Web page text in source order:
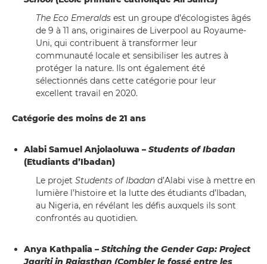
The Eco Emeralds est un groupe d’écologistes âgés
de 9 à 11 ans, originaires de Liverpool au Royaume-
Uni, qui contribuent à transformer leur
communauté locale et sensibiliser les autres à
protéger la nature. Ils ont également été
sélectionnés dans cette catégorie pour leur
excellent travail en 2020.
Catégorie des moins de 21 ans
Alabi Samuel Anjolaoluwa – Students of Ibadan
(Etudiants d’Ibadan)
Le projet Students of Ibadan d’Alabi vise à mettre en
lumière l’histoire et la lutte des étudiants d’Ibadan,
au Nigeria, en révélant les défis auxquels ils sont
confrontés au quotidien.
Anya Kathpalia – Stitching the Gender Gap: Project
Jagriti in Rajasthan (Combler le fossé entre les